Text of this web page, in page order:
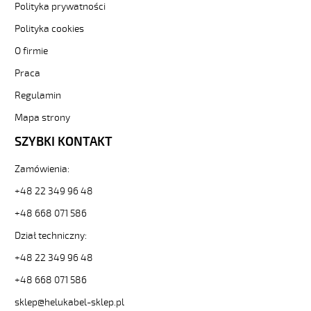
23mm-
903557.jpg
https://www.helukabel-
sklep.pl/helutop-
r-
m40x1-
ral9005dlawik-
z-
redukcja-
otworuzakres-
14-
5-
33mm-
3-
OSPRZĘT
KABLOWY.
HELUTOP
HT-
Polityka prywatności
Polityka cookies
O firmie
Praca
Regulamin
Mapa strony
SZYBKI KONTAKT
Zamówienia:
+48 22 349 96 48
+48 668 071 586
Dział techniczny:
+48 22 349 96 48
+48 668 071 586
sklep@helukabel-sklep.pl